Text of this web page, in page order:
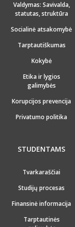
Valdymas: Savivalda,
statutas, struktūra
Socialinė atsakomybė
Tarptautiškumas
Kokybė
Etika ir lygios
galimybės
Korupcijos prevencija
Privatumo politika
STUDENTAMS
Tvarkaraščiai
Studijų procesas
Finansinė informacija
Tarptautinės